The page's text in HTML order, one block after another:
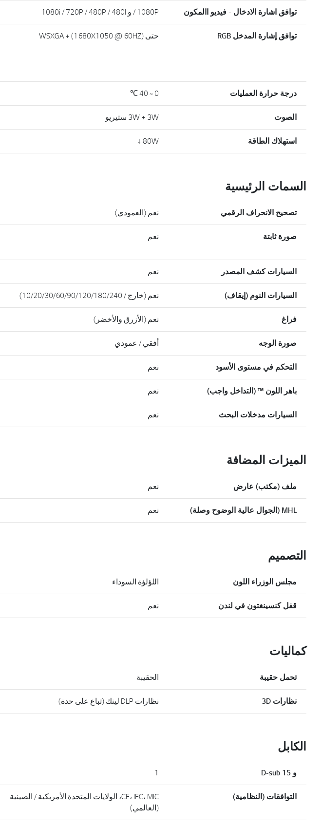
توافق اشارة الادخال - فيديو االمكون 1080P / و 1080i / 720P / 480P / 480I
توافق إشارة المدخل RGB حتى WSXGA + (1680X1050 @ 60HZ)
درجة حرارة العمليات 0 ~ 40 ℃
الصوت 3W + 3W ستيريو
استهلاك الطاقة 80W ↓
السمات الرئيسية
تصحيح الانحراف الرقمي نعم (العمودي)
صورة ثابتة نعم
السيارات كشف المصدر نعم
السيارات النوم (إيقاف) نعم (خارج / 10/20/30/60/90/120/180/240)
فراغ نعم (الأزرق والأخضر)
صورة الوجه أفقي / عمودي
التحكم في مستوى الأسود نعم
باهر اللون ™ (التداخل واجب) نعم
السيارات مدخلات البحث نعم
الميزات المضافة
ملف (مكتب) عارض نعم
MHL (الجوال عالية الوضوح وصلة) نعم
التصميم
مجلس الوزراء اللون اللؤلؤة السوداء
قفل كنسينغتون في لندن نعم
كماليات
تحمل حقيبة الحقيبة
نظارات 3D نظارات DLP لينك (تباع على حدة)
الكابل
و D-sub 15 1
التوافقات (النظامية)
CE، IEC، MIC، الولايات المتحدة الأمريكية / الصينية
(العالمي)